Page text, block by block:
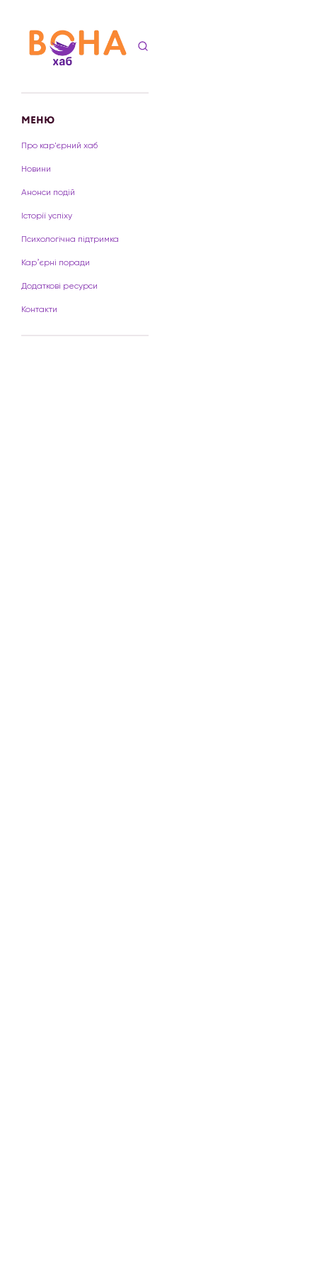
МЕНЮ
Про кар'єрний хаб
Новини
Анонси подій
Історії успіху
Психологічна підтримка
Карʼєрні поради
Додаткові ресурси
Контакти